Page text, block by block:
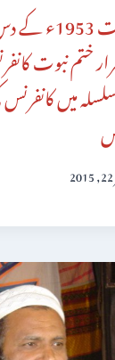
تحریک ختم
ختم نبوت
میں کانفرنس